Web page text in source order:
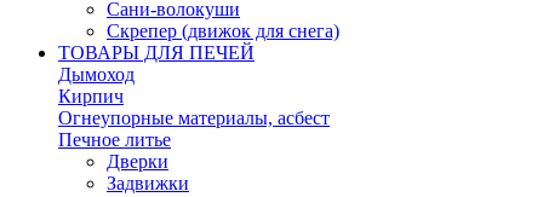
Сани-волокуши
Скрепер (движок для снега)
ТОВАРЫ ДЛЯ ПЕЧЕЙ
Дымоход
Кирпич
Огнеупорные материалы, асбест
Печное литье
Дверки
Задвижки